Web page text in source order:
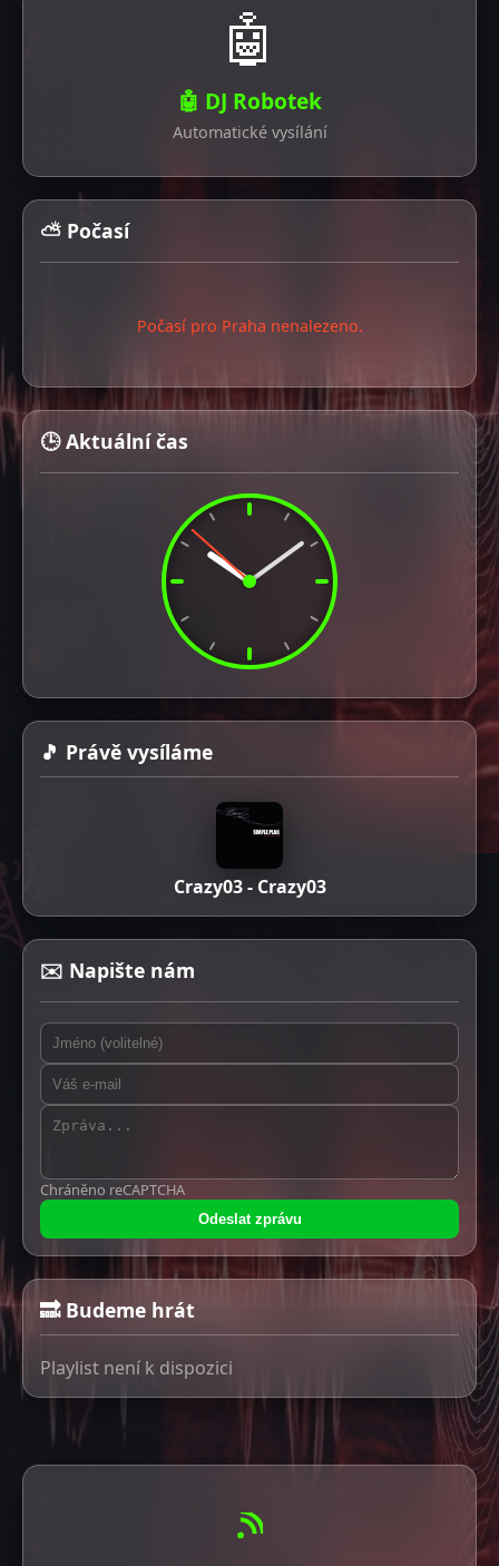
🤖
🤖 DJ Robotek
Automatické vysílání
⛅ Počasí
Počasí pro Praha nenalezeno.
🕒 Aktuální čas
🎵 Právě vysíláme
Crazy03 - Crazy03
✉️ Napište nám
Chráněno reCAPTCHA
Odeslat zprávu
🔜 Budeme hrát
Playlist není k dispozici